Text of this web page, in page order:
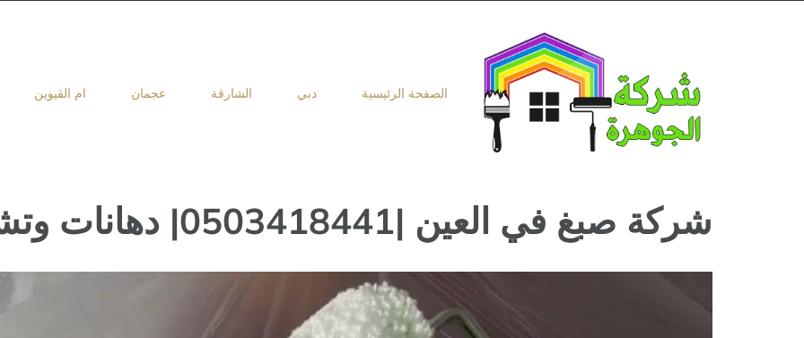
الصفحة الرئيسية دبي الشارقة عجمان ام القيوين
شركة صبغ في العين |0503418441| دهانات وتشطيبات